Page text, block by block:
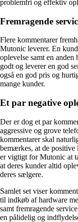
problemfri og effektiv
Fremragende
Flere kommentarer
Mutonic leverer. En
oplevelse samt en anden
godt og leverer en god
også en god pris og
mange kunder.
Et par negative
Der er dog et par
aggressive og grove
kommentarer skal
bemærkes, at de positive
er vigtigt for Mutonic at
at deres kunder altid
deres sælgere.
Samlet set viser
til indkøb af hardware
samt fremragende
en pålidelig og